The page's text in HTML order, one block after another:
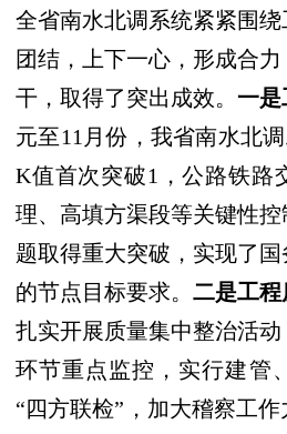
全省南水北调系统紧紧围
团结，上下一心，形成合
干，取得了突出成效。 一是
元至11 月份，我省南水北
K值首次突破1
，公路铁路
理、高填方渠段等关键性
题取得重大突破，实现了
的节点目标要求。 二是工程
扎实开展质量集中整治活
环节重点监控，实行建管
“四方联检” ，加大稽察工